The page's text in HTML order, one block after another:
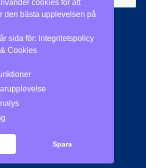
cookies för att
den bästa upplevelsen på
sida för: Integritetspolicy
Cookies
Spara
|